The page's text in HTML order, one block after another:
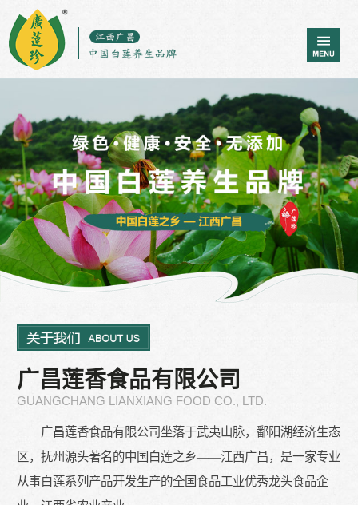
广昌莲香食品有限公司
GUANGCHANG LIANXIANG FOOD CO., LTD.
广昌莲香食品有限公司坐落于武夷山脉，鄱阳湖经济生态
区，抚州源头著名的中国白莲之乡——江西广昌，是一家专业
从事白莲系列产品开发生产的全国食品工业优秀龙头食品企